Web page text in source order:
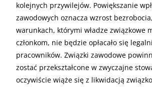
kolejnych przywilejów. Powiększanie
zawodowych oznacza wzrost
warunkach, którymi władze związkowe
członkom, nie będzie opłacało się
pracowników. Związki zawodowe
zostać przekształcone w zwyczajne
oczywiście wiąże się z likwidacją